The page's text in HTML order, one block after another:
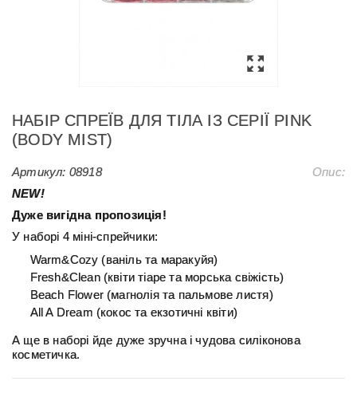
НАБІР СПРЕЇВ ДЛЯ ТІЛА ІЗ СЕРІЇ PINK
(BODY MIST)
Артикул: 08918
Опис:
NEW!
Дуже вигідна пропозиція!
У наборі 4 міні-спрейчики:
Warm&Cozy (ваніль та маракуйя)
Fresh&Clean (квіти тіаре та морська свіжість)
Beach Flower (магнолія та пальмове листя)
All A Dream (кокос та екзотичні квіти)
А ще в наборі йде дуже зручна і чудова силіконова
косметичка.